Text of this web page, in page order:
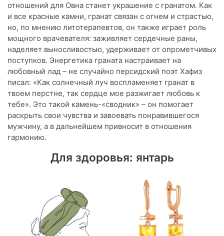
отношений для Овна станет украшение с гранатом. Как
и все красные камни, гранат связан с огнем и страстью,
но, по мнению литотерапевтов, он также играет роль
мощного врачевателя: заживляет сердечные раны,
наделяет выносливостью, удерживает от опрометчивых
поступков. Энергетика граната настраивает на
любовный лад – не случайно персидский поэт Хафиз
писал: «Как солнечный луч воспламеняет гранат в
твоем перстне, так сердце мое разжигает любовь к
тебе». Это такой камень-«сводник» – он помогает
раскрыть свои чувства и завоевать понравившегося
мужчину, а в дальнейшем привносит в отношения
гармонию.
Для здоровья: янтарь